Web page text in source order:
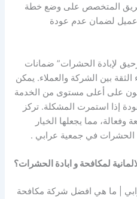
المتخصص على وضع خطة
عميل لضمان عدم عودة
لإبادة الحشرات” ضمانات
بين الشركة والعملاء. يمكن
على أعلى مستوى من الخدمة
إذا استمرت المشكلة. تركز
مما يجعلها الخيار
الحشرات في جمعية عرابي .
لمكافحة و ابادة الحشرات؟
| ما هي افضل شركة مكافحة